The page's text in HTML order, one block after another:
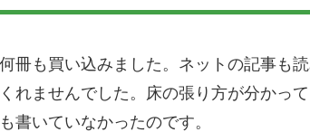
冊も買い込みました。ネットの記事も
れませんでした。床の張り方が分かっ
書いていなかったのです。